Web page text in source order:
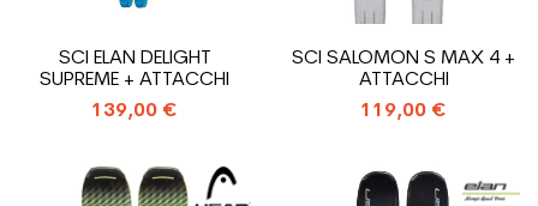
SCI ELAN DELIGHT
SUPREME + ATTACCHI
139,00 €
SCI SALOMON S MAX 4 +
ATTACCHI
119,00 €